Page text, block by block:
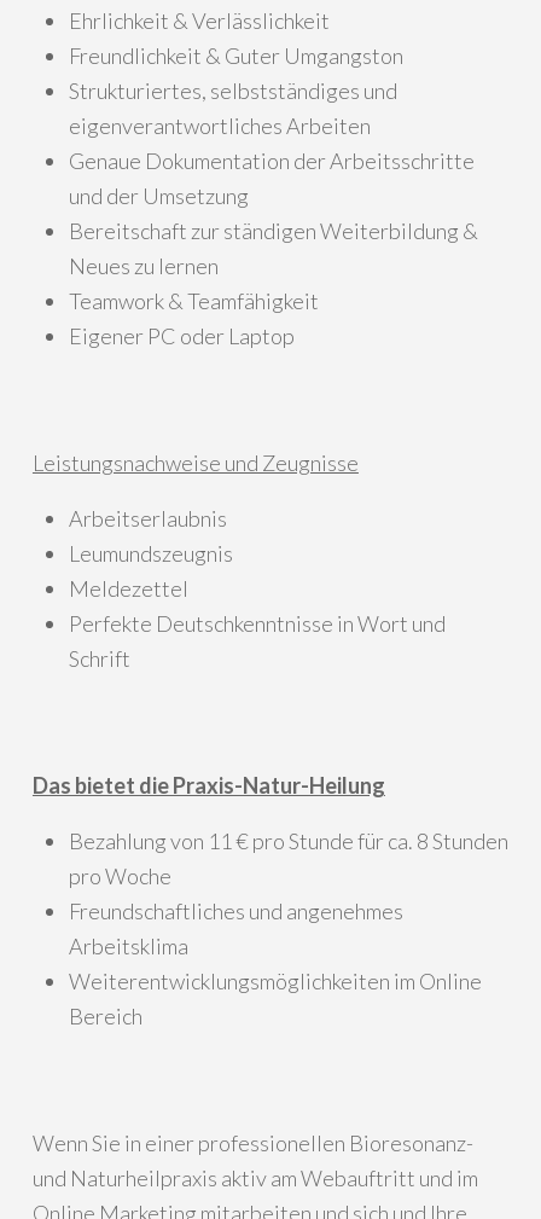
Ehrlichkeit & Verlässlichkeit
Freundlichkeit & Guter Umgangston
Strukturiertes, selbstständiges und
eigenverantwortliches Arbeiten
Genaue Dokumentation der Arbeitsschritte
und der Umsetzung
Bereitschaft zur ständigen Weiterbildung &
Neues zu lernen
Teamwork & Teamfähigkeit
Eigener PC oder Laptop
Leistungsnachweise und Zeugnisse
Arbeitserlaubnis
Leumundszeugnis
Meldezettel
Perfekte Deutschkenntnisse in Wort und
Schrift
Das bietet die Praxis-Natur-Heilung
Bezahlung von 11 € pro Stunde für ca. 8 Stunden
pro Woche
Freundschaftliches und angenehmes
Arbeitsklima
Weiterentwicklungsmöglichkeiten im Online
Bereich
Wenn Sie in einer professionellen Bioresonanz-
und Naturheilpraxis aktiv am Webauftritt und im
Online Marketing mitarbeiten und sich und Ihre